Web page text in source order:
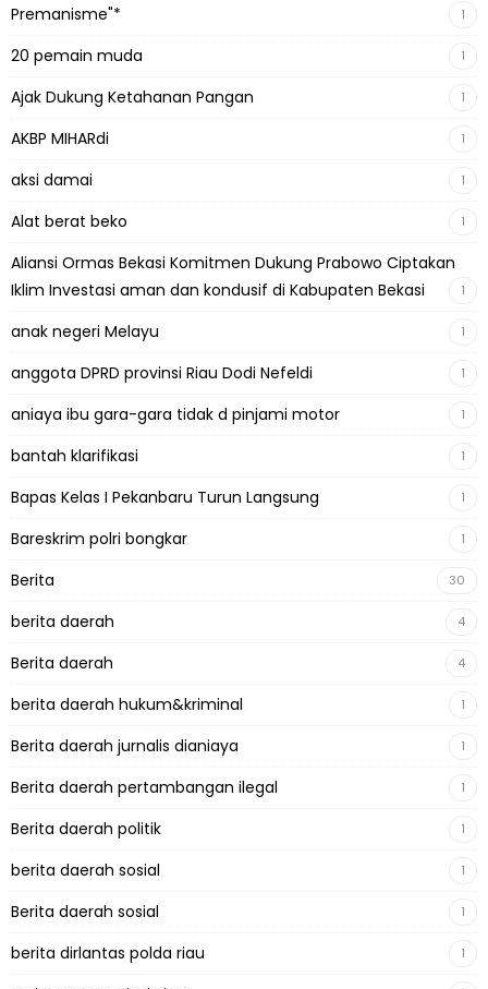
Premanisme"*
1
20 pemain muda 1
Ajak Dukung Ketahanan Pangan 1
AKBP MIHARdi 1
aksi damai 1
Alat berat beko 1
Aliansi Ormas Bekasi Komitmen Dukung Prabowo Ciptakan
Iklim Investasi aman dan kondusif di Kabupaten Bekasi
1
anak negeri Melayu 1
anggota DPRD provinsi Riau Dodi Nefeldi 1
aniaya ibu gara-gara tidak d pinjami motor 1
bantah klarifikasi 1
Bapas Kelas I Pekanbaru Turun Langsung 1
Bareskrim polri bongkar 1
Berita 30
berita daerah 4
Berita daerah 4
berita daerah hukum&kriminal 1
Berita daerah jurnalis dianiaya 1
Berita daerah pertambangan ilegal 1
Berita daerah politik 1
berita daerah sosial 1
Berita daerah sosial 1
berita dirlantas polda riau 1